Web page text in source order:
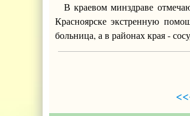
В краевом минздраве
Красноярске экстренную
больница, а в районах края -